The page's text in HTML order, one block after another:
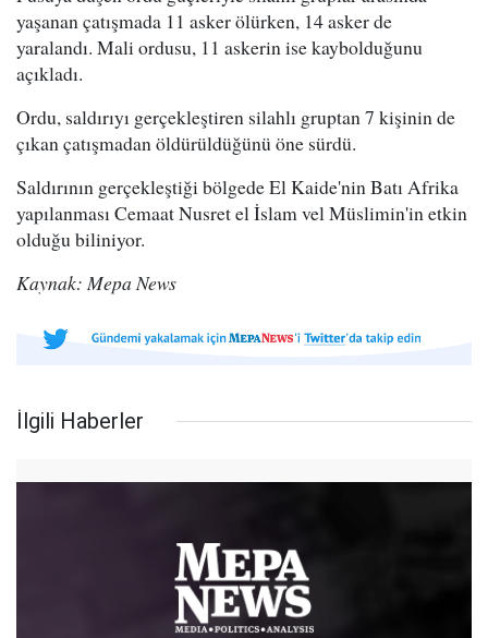
yaşanan çatışmada 11 asker ölürken, 14 asker de
yaralandı. Mali ordusu, 11 askerin ise kaybolduğunu
açıkladı.
Ordu, saldırıyı gerçekleştiren silahlı gruptan 7 kişinin de
çıkan çatışmadan öldürüldüğünü öne sürdü.
Saldırının gerçekleştiği bölgede El Kaide'nin Batı Afrika
yapılanması Cemaat Nusret el İslam vel Müslimin'in etkin
olduğu biliniyor.
Kaynak: Mepa News
İlgili Haberler